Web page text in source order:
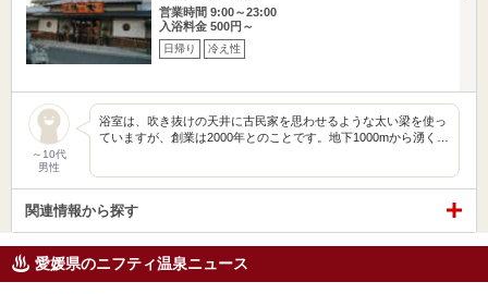
営業時間 9:00～23:00
入浴料金 500円～
日帰り 冷え性
～10代
男性
浴室は、吹き抜けの天井に古民家を思わせるような太い梁を使っ
ていますが、創業は2000年とのことです。地下1000mから湧く…
関連情報から探す
愛媛県のニフティ温泉ニュース